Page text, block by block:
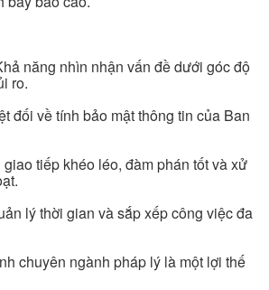
năng nhìn nhận vấn đề dưới góc độ
ro.
đối về tính bảo mật thông tin của Ban
tiếp khéo léo, đàm phán tốt và xử
lý thời gian và sắp xếp công việc đa
chuyên ngành pháp lý là một lợi thế